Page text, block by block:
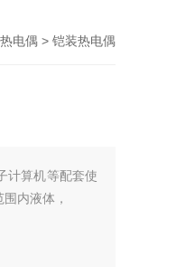
热电偶> 铠装热电偶
计算机等配套使
内液体，